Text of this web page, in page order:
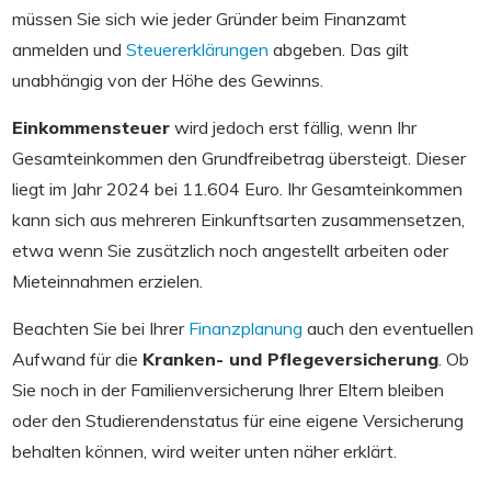
müssen Sie sich wie jeder Gründer beim Finanzamt
anmelden und Steuererklärungen abgeben. Das gilt
unabhängig von der Höhe des Gewinns.
Einkommensteuer wird jedoch erst fällig, wenn Ihr
Gesamteinkommen den Grundfreibetrag übersteigt. Dieser
liegt im Jahr 2024 bei 11.604 Euro. Ihr Gesamteinkommen
kann sich aus mehreren Einkunftsarten zusammensetzen,
etwa wenn Sie zusätzlich noch angestellt arbeiten oder
Mieteinnahmen erzielen.
Beachten Sie bei Ihrer Finanzplanung auch den eventuellen
Aufwand für die Kranken- und Pflegeversicherung. Ob
Sie noch in der Familienversicherung Ihrer Eltern bleiben
oder den Studierendenstatus für eine eigene Versicherung
behalten können, wird weiter unten näher erklärt.